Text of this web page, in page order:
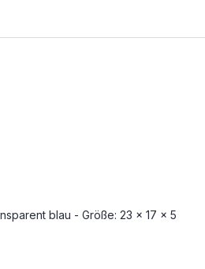
blau - Größe: 23 x 17 x 5